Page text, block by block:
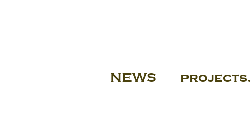
NEWS projects.